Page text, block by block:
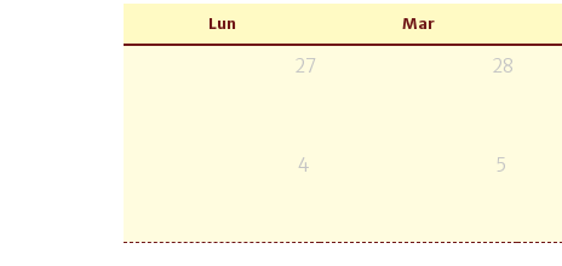
Lun Mar
27 28
4 5